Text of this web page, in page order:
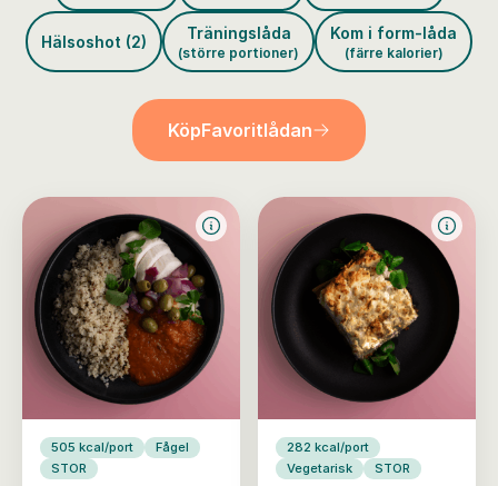
Hälsoshot (2) Träningslåda
(större portioner)
Kom i form-låda
(färre kalorier)
KöpFavoritlådan
505 kcal/port
Fågel
STOR
282 kcal/port
Vegetarisk
STOR